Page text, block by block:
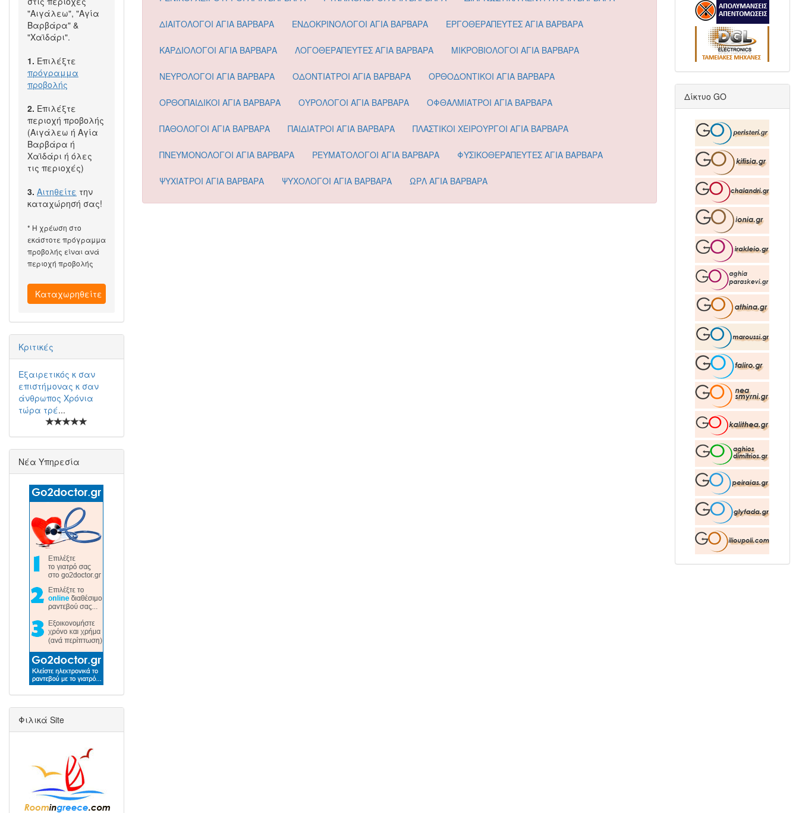
ΔΙΑΙΤΟΛΟΓΟΙ ΑΓΙΑ ΒΑΡΒΑΡΑ ΕΝΔΟΚΡΙΝΟΛΟΓΟΙ ΑΓΙΑ ΒΑΡΒΑΡΑ ΕΡΓΟΘΕΡΑΠΕΥΤΕΣ ΑΓΙΑ ΒΑΡΒΑΡΑ
ΚΑΡΔΙΟΛΟΓΟΙ ΑΓΙΑ ΒΑΡΒΑΡΑ ΛΟΓΟΘΕΡΑΠΕΥΤΕΣ ΑΓΙΑ ΒΑΡΒΑΡΑ ΜΙΚΡΟΒΙΟΛΟΓΟΙ ΑΓΙΑ ΒΑΡΒΑΡΑ
ΝΕΥΡΟΛΟΓΟΙ ΑΓΙΑ ΒΑΡΒΑΡΑ ΟΔΟΝΤΙΑΤΡΟΙ ΑΓΙΑ ΒΑΡΒΑΡΑ ΟΡΘΟΔΟΝΤΙΚΟΙ ΑΓΙΑ ΒΑΡΒΑΡΑ
ΟΡΘΟΠΑΙΔΙΚΟΙ ΑΓΙΑ ΒΑΡΒΑΡΑ ΟΥΡΟΛΟΓΟΙ ΑΓΙΑ ΒΑΡΒΑΡΑ ΟΦΘΑΛΜΙΑΤΡΟΙ ΑΓΙΑ ΒΑΡΒΑΡΑ
ΠΑΘΟΛΟΓΟΙ ΑΓΙΑ ΒΑΡΒΑΡΑ ΠΑΙΔΙΑΤΡΟΙ ΑΓΙΑ ΒΑΡΒΑΡΑ ΠΛΑΣΤΙΚΟΙ ΧΕΙΡΟΥΡΓΟΙ ΑΓΙΑ ΒΑΡΒΑΡΑ
ΠΝΕΥΜΟΝΟΛΟΓΟΙ ΑΓΙΑ ΒΑΡΒΑΡΑ ΡΕΥΜΑΤΟΛΟΓΟΙ ΑΓΙΑ ΒΑΡΒΑΡΑ ΦΥΣΙΚΟΘΕΡΑΠΕΥΤΕΣ ΑΓΙΑ ΒΑΡΒΑΡΑ
ΨΥΧΙΑΤΡΟΙ ΑΓΙΑ ΒΑΡΒΑΡΑ ΨΥΧΟΛΟΓΟΙ ΑΓΙΑ ΒΑΡΒΑΡΑ ΩΡΛ ΑΓΙΑ ΒΑΡΒΑΡΑ
"Αιγάλεω", "Αγία
Βαρβάρα" &
"Χαϊδάρι".
1. Επιλέξτε
πρόγραμμα
προβολής
2. Επιλέξτε
περιοχή προβολής
(Αιγάλεω ή Αγία
Βαρβάρα ή
Χαϊδάρι ή όλες
τις περιοχές)
3. Αιτηθείτε την
καταχώρησή σας!
* Η χρέωση στο
εκάστοτε πρόγραμμα
προβολής είναι ανά
περιοχή προβολής
Καταχωρηθείτε
Κριτικές
Εξαιρετικός κ σαν
επιστήμονας κ σαν
άνθρωπος Χρόνια
τώρα τρέ...
Νέα Υπηρεσία
Φιλικά Site
Δίκτυο GO